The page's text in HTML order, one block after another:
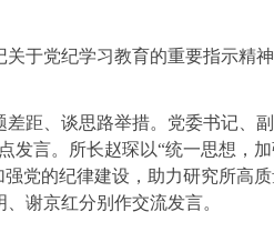
关于党纪学习教育的重要指示精
距、谈思路举措。 党委书记、
发言。所长赵琛以“统一思想，
党的纪律建设，助力研究所高
谢京红分别作交流发言。